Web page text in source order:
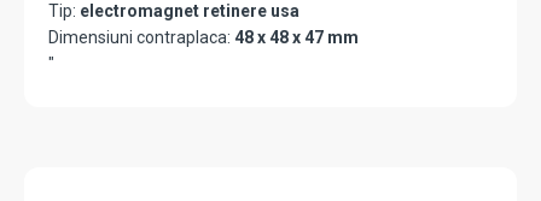
Tip: electromagnet retinere usa
Dimensiuni contraplaca: 48 x 48 x 47 mm
"